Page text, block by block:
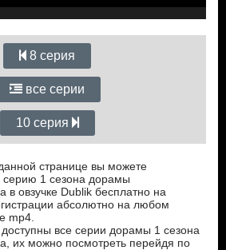
8 серия
все серии
10 серия
странице вы можете
серию 1 сезона дорамы
в овзучке Dublik бесплатно на
абсолютно на любом
mp4.
все серии дорамы 1 сезона
их можно посмотреть перейдя по